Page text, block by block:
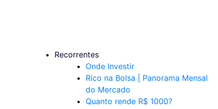
Recorrentes
Onde Investir
Rico na Bolsa | Panorama Mensal
do Mercado
Quanto rende R$ 1000?